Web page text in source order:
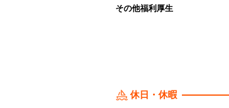
その他福利厚生
休日・休暇